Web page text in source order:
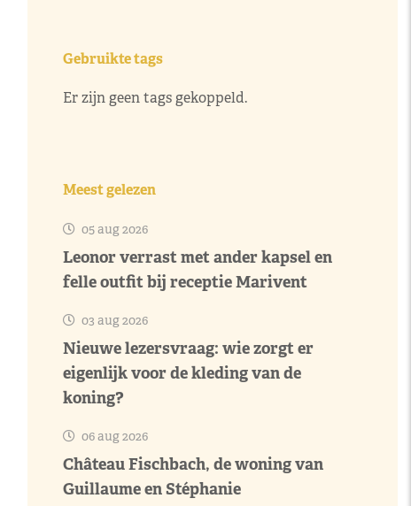
Gebruikte tags
Er zijn geen tags gekoppeld.
Meest gelezen
05 aug 2026
Leonor verrast met ander kapsel en
felle outfit bij receptie Marivent
03 aug 2026
Nieuwe lezersvraag: wie zorgt er
eigenlijk voor de kleding van de
koning?
06 aug 2026
Château Fischbach, de woning van
Guillaume en Stéphanie